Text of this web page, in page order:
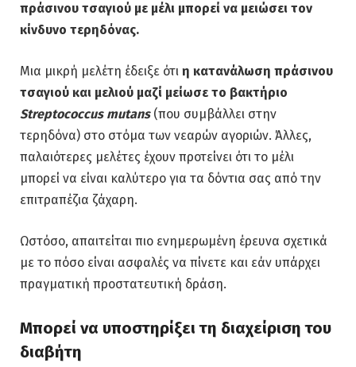
πράσινου τσαγιού με μέλι μπορεί να μειώσει τον
κίνδυνο τερηδόνας.
Μια μικρή μελέτη έδειξε ότι η κατανάλωση πράσινου
τσαγιού και μελιού μαζί μείωσε το βακτήριο
Streptococcus mutans(που συμβάλλει στην
τερηδόνα) στο στόμα των νεαρών αγοριών. Άλλες,
παλαιότερες μελέτες έχουν προτείνει ότι το μέλι
μπορεί να είναι καλύτερο για τα δόντια σας από την
επιτραπέζια ζάχαρη.
Ωστόσο, απαιτείται πιο ενημερωμένη έρευνα σχετικά
με το πόσο είναι ασφαλές να πίνετε και εάν υπάρχει
πραγματική προστατευτική δράση.
Μπορεί να υποστηρίξει τη διαχείριση του
διαβήτη